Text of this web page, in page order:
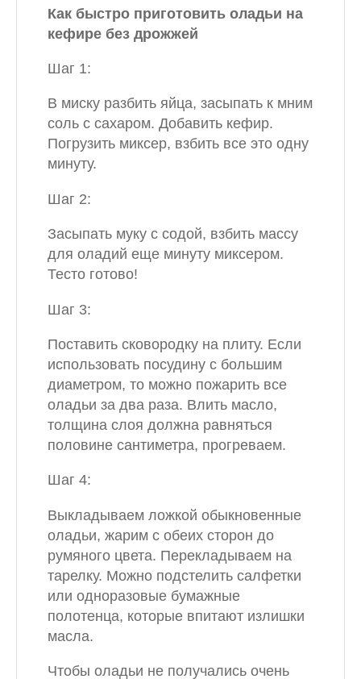
Как быстро приготовить оладьи на
кефире без дрожжей
Шаг 1:
В миску разбить яйца, засыпать к мним
соль с сахаром. Добавить кефир.
Погрузить миксер, взбить все это одну
минуту.
Шаг 2:
Засыпать муку с содой, взбить массу
для оладий еще минуту миксером.
Тесто готово!
Шаг 3:
Поставить сковородку на плиту. Если
использовать посудину с большим
диаметром, то можно пожарить все
оладьи за два раза. Влить масло,
толщина слоя должна равняться
половине сантиметра, прогреваем.
Шаг 4:
Выкладываем ложкой обыкновенные
оладьи, жарим с обеих сторон до
румяного цвета. Перекладываем на
тарелку. Можно подстелить салфетки
или одноразовые бумажные
полотенца, которые впитают излишки
масла.
Чтобы оладьи не получались очень